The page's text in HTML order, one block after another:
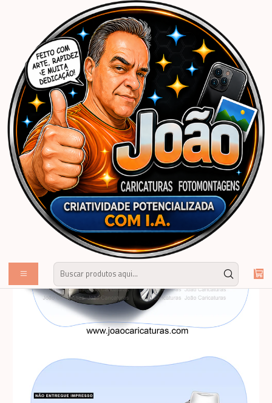
Caricaturas Personalizadas | João Caricaturas Mulher
Caricatura mulher no crossfox carro Sandero stepway caiaque
comemorando novo amarelo aniversário dirigindo veículo desenhado
apaixonada por carros